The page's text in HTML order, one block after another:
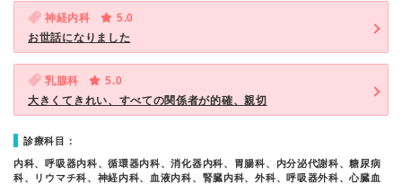
神経内科
5.0
お世話になりました
乳腺科
5.0
大きくてきれい、すべての関係者が的確、親切
診療科目：
内科、呼吸器内科、循環器内科、消化器内科、胃腸科、内分泌代謝科、糖尿病
科、リウマチ科、神経内科、血液内科、腎臓内科、外科、呼吸器外科、心臓血